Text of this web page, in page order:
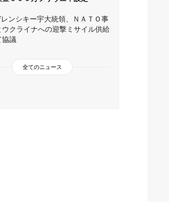
レンシキー宇大統領、ＮＡＴＯ事
ウクライナへの迎撃ミサイル供給
協議
全てのニュース